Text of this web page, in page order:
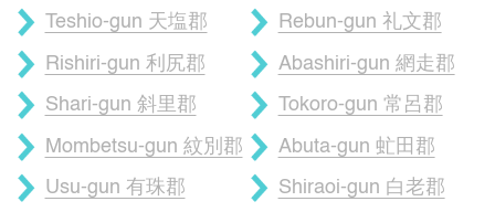
Teshio-gun 天塩郡 Rebun-gun 礼文郡
Rishiri-gun 利尻郡 Abashiri-gun 網走郡
Shari-gun 斜里郡 Tokoro-gun 常呂郡
Mombetsu-gun 紋別郡 Abuta-gun 虻田郡
Usu-gun 有珠郡 Shiraoi-gun 白老郡